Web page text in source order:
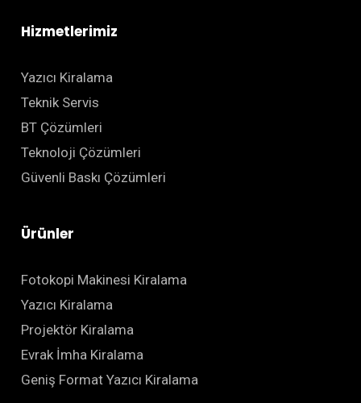
Hizmetlerimiz
Yazıcı Kiralama
Teknik Servis
BT Çözümleri
Teknoloji Çözümleri
Güvenli Baskı Çözümleri
Ürünler
Fotokopi Makinesi Kiralama
Yazıcı Kiralama
Projektör Kiralama
Evrak İmha Kiralama
Geniş Format Yazıcı Kiralama